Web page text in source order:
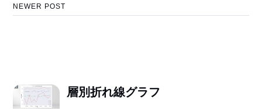
NEWER POST
層別折れ線グラフ